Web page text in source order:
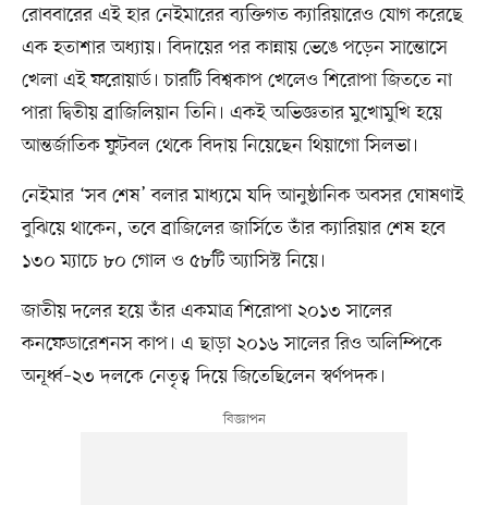
রোববারের এই হার নেইমারের ব্যক্তিগত ক্যারিয়ারেও যোগ করেছে
এক হতাশার অধ্যায়। বিদায়ের পর কান্নায় ভেঙে পড়েন সান্তোসে
খেলা এই ফরোয়ার্ড। চারটি বিশ্বকাপ খেলেও শিরোপা জিততে না
পারা দ্বিতীয় ব্রাজিলিয়ান তিনি। একই অভিজ্ঞতার মুখোমুখি হয়ে
আন্তর্জাতিক ফুটবল থেকে বিদায় নিয়েছেন থিয়াগো সিলভা।
নেইমার ‘সব শেষ’ বলার মাধ্যমে যদি আনুষ্ঠানিক অবসর ঘোষণাই
বুঝিয়ে থাকেন, তবে ব্রাজিলের জার্সিতে তাঁর ক্যারিয়ার শেষ হবে
১৩০ ম্যাচে ৮০ গোল ও ৫৮টি অ্যাসিস্ট নিয়ে।
জাতীয় দলের হয়ে তাঁর একমাত্র শিরোপা ২০১৩ সালের
কনফেডারেশনস কাপ। এ ছাড়া ২০১৬ সালের রিও অলিম্পিকে
অনূর্ধ্ব–২৩ দলকে নেতৃত্ব দিয়ে জিতেছিলেন স্বর্ণপদক।